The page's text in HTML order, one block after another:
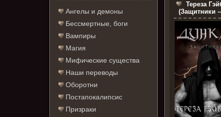
Ангелы и демоны
Бессмертные, боги
Вампиры
Магия
Мифические существа
Наши переводы
Оборотни
Постапокалипсис
Призраки
Тереза
(Защитники